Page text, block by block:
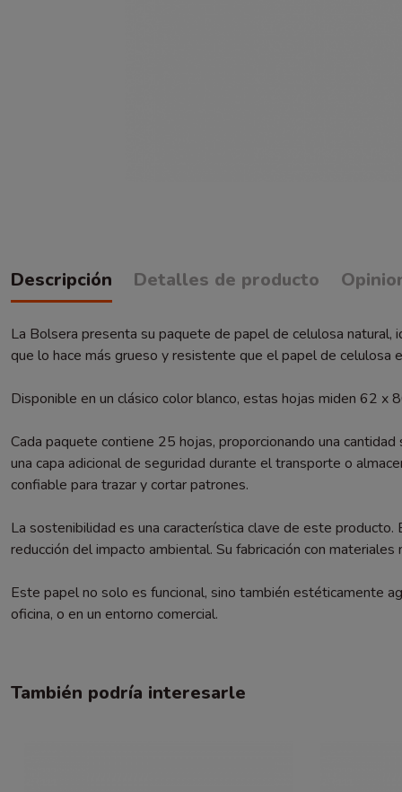
Descripción Detalles de producto
La Bolsera presenta su paquete de papel de celulosa
que lo hace más grueso y resistente que el papel de celulosa
Disponible en un clásico color blanco, estas hojas miden 62 x
Cada paquete contiene 25 hojas, proporcionando una
una capa adicional de seguridad durante el transporte o
confiable para trazar y cortar patrones.
La sostenibilidad es una característica clave de este
reducción del impacto ambiental. Su fabricación con
Este papel no solo es funcional, sino también estéticamente
oficina, o en un entorno comercial.
También podría interesarle